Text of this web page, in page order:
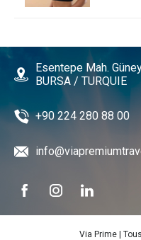
Esentepe Mah.
BURSA / TURQUIE
+90 224 280 88 00
Via Prime |